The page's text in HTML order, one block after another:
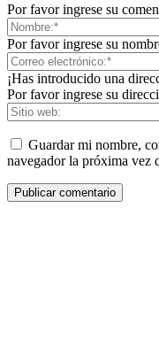
Por favor ingrese su
Por favor ingrese su
¡Has introducido una
Por favor ingrese su
Guardar mi nombre,
navegador la próxima vez